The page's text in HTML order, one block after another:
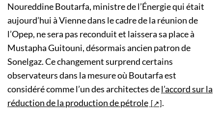
Noureddine Boutarfa, ministre de l’Énergie qui était
aujourd’hui à Vienne dans le cadre de la réunion de
l’Opep, ne sera pas reconduit et laissera sa place à
Mustapha Guitouni, désormais ancien patron de
Sonelgaz. Ce​ changement surprend certains
observateurs dans la mesure où Boutarfa est
considéré comme l’un des architectes del’accord sur la
réduction de la production de pétrole
.